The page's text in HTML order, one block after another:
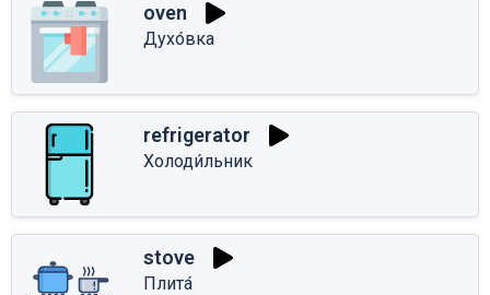
oven
Духо́вка
refrigerator
Холоди́льник
stove
Плита́